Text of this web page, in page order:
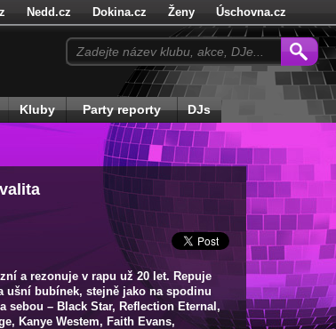
Nedd.cz Dokina.cz Ženy
Úschovna.cz
Hadejosobnosti.cz Doktorka.cz
Receptynadoma.cz
Kluby Party reporty DJs
a rezonuje v rapu už 20 let. Repuje
ušní bubínek, stejně jako na spodinu
sebou – Black Star, Reflection Eternal,
Kanye Westem, Faith Evans,